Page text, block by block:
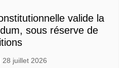
valide la
sous réserve de
28 juillet 2026